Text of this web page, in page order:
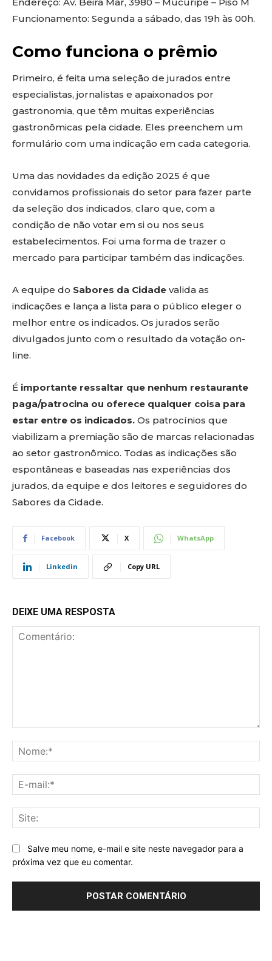
Endereço: Av. Beira Mar, 3980 – Mucuripe – Piso M
Funcionamento: Segunda a sábado, das 19h às 00h.
Como funciona o prêmio
Primeiro, é feita uma seleção de jurados entre
especialistas, jornalistas e apaixonados por
gastronomia, que têm muitas experiências
gastronômicas pela cidade. Eles preenchem um
formulário com uma indicação em cada categoria.
Uma das novidades da edição 2025 é que
convidamos profissionais do setor para fazer parte
da seleção dos indicados, claro que, com a
condição de não votar em si ou nos seus
estabelecimentos. Foi uma forma de trazer o
mercado para participar também das indicações.
A equipe do Sabores da Cidade valida as
indicações e lança a lista para o público eleger o
melhor entre os indicados. Os jurados serão
divulgados junto com o resultado da votação on-
line.
É importante ressaltar que nenhum restaurante
paga/patrocina ou oferece qualquer coisa para
estar entre os indicados. Os patrocínios que
viabilizam a premiação são de marcas relacionadas
ao setor gastronômico. Todas as indicações são
espontâneas e baseadas nas experiências dos
jurados, da equipe e dos leitores e seguidores do
Sabores da Cidade.
Facebook X WhatsApp
Linkedin Copy URL
DEIXE UMA RESPOSTA
Salve meu nome, e-mail e site neste navegador para a
próxima vez que eu comentar.